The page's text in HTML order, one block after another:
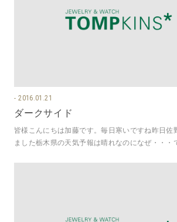
2016.01.21
ダークサイド
皆様こんにちは加藤です。毎日寒いですね昨日佐
ました栃木県の天気予報は晴れなのになぜ・・・